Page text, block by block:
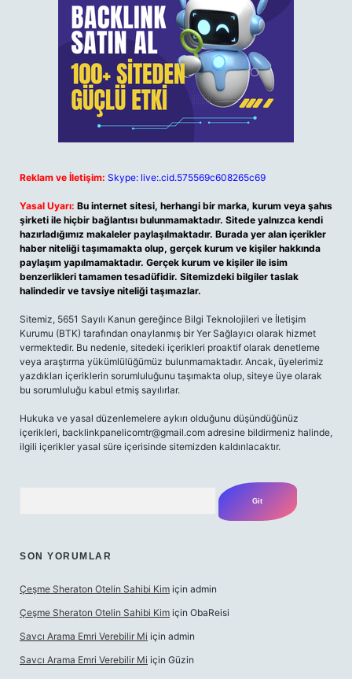
Reklam ve İletişim: Skype: live:.cid.575569c608265c69
Yasal Uyarı: Bu internet sitesi, herhangi bir marka, kurum veya şahıs
şirketi ile hiçbir bağlantısı bulunmamaktadır. Sitede yalnızca kendi
hazırladığımız makaleler paylaşılmaktadır. Burada yer alan içerikler
haber niteliği taşımamakta olup, gerçek kurum ve kişiler hakkında
paylaşım yapılmamaktadır. Gerçek kurum ve kişiler ile isim
benzerlikleri tamamen tesadüfidir. Sitemizdeki bilgiler taslak
halindedir ve tavsiye niteliği taşımazlar.
Sitemiz, 5651 Sayılı Kanun gereğince Bilgi Teknolojileri ve İletişim
Kurumu (BTK) tarafından onaylanmış bir Yer Sağlayıcı olarak hizmet
vermektedir. Bu nedenle, sitedeki içerikleri proaktif olarak denetleme
veya araştırma yükümlülüğümüz bulunmamaktadır. Ancak, üyelerimiz
yazdıkları içeriklerin sorumluluğunu taşımakta olup, siteye üye olarak
bu sorumluluğu kabul etmiş sayılırlar.
Hukuka ve yasal düzenlemelere aykırı olduğunu düşündüğünüz
içerikleri, backlinkpanelicomtr@gmail.com adresine bildirmeniz halinde,
ilgili içerikler yasal süre içerisinde sitemizden kaldırılacaktır.
SON YORUMLAR
Çeşme Sheraton Otelin Sahibi Kim için admin
Çeşme Sheraton Otelin Sahibi Kim için ObaReisi
Savcı Arama Emri Verebilir Mi için admin
Savcı Arama Emri Verebilir Mi için Güzin